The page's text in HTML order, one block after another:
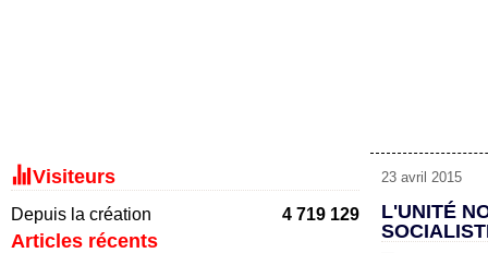
Visiteurs
Depuis la création 4 719 129
Articles récents
23 avril 2015
L'UNITÉ